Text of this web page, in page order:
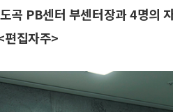
곡 PB센터 부센터장과 4명의
편집자주>